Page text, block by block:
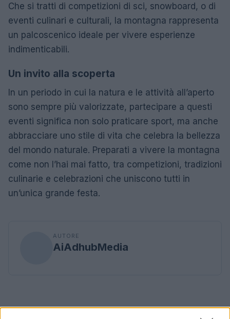
Che si tratti di competizioni di sci, snowboard, o di
eventi culinari e culturali, la montagna rappresenta
un palcoscenico ideale per vivere esperienze
indimenticabili.
Un invito alla scoperta
In un periodo in cui la natura e le attività all’aperto
sono sempre più valorizzate, partecipare a questi
eventi significa non solo praticare sport, ma anche
abbracciare uno stile di vita che celebra la bellezza
del mondo naturale. Preparati a vivere la montagna
come non l’hai mai fatto, tra competizioni, tradizioni
culinarie e celebrazioni che uniscono tutti in
un’unica grande festa.
AUTORE
AiAdhubMedia